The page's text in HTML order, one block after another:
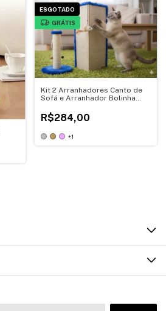
ESGOTADO
GRÁTIS
Kit 2 Arranhadores Canto de
Sofá e Arranhador Bolinha
R$284,00
+1